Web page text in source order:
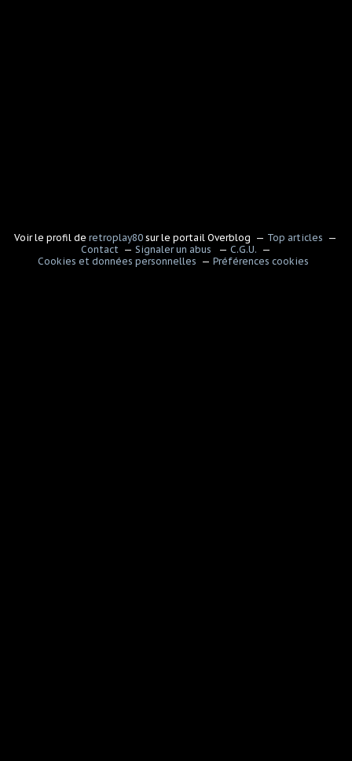
Voir le profil deretroplay80 sur le portail Overblog
Top articles
Contact
Signaler un abus
C.G.U.
Cookies et données personnelles
Préférences cookies